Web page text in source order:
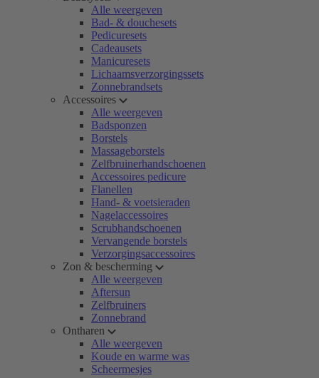
Alle weergeven
Bad- & douchesets
Pedicuresets
Cadeausets
Manicuresets
Lichaamsverzorgingssets
Zonnebrandsets
Accessoires
Alle weergeven
Badsponzen
Borstels
Massageborstels
Zelfbruinerhandschoenen
Accessoires pedicure
Flanellen
Hand- & voetsieraden
Nagelaccessoires
Scrubhandschoenen
Vervangende borstels
Verzorgingsaccessoires
Zon & bescherming
Alle weergeven
Aftersun
Zelfbruiners
Zonnebrand
Ontharen
Alle weergeven
Koude en warme was
Scheermesjes